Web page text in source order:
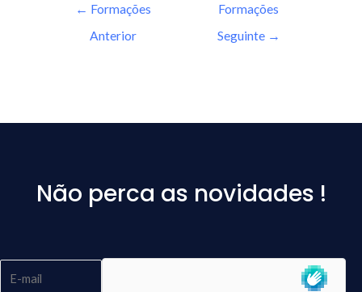
← Formações
Anterior
Formações
Seguinte →
Não perca as novidades !